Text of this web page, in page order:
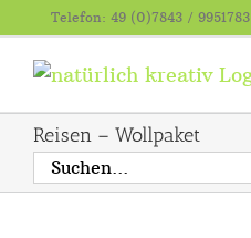
Inhalt
springen
Telefon: 49 (0)7843 / 9951783
Reisen – Wollpaket
Suche
nach: